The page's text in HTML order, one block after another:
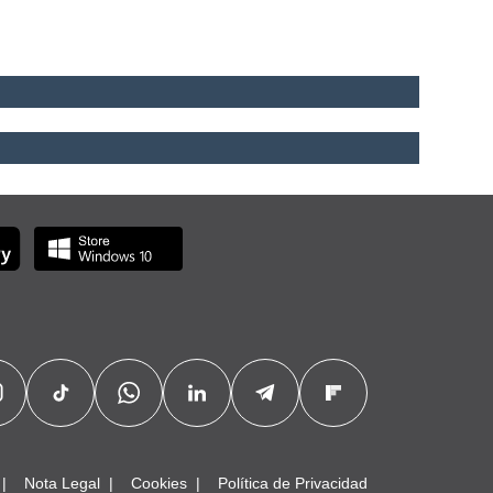
Nota Legal Cookies Política de Privacidad